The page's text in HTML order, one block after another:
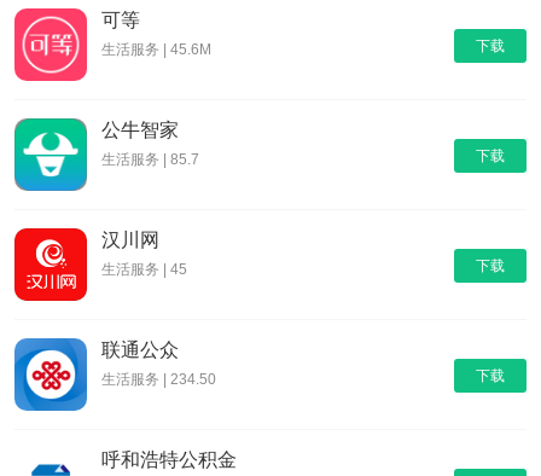
下载
可等
生活服务 | 45.6M
下载
公牛智家
生活服务 | 85.7
下载
汉川网
生活服务 | 45
下载
联通公众
生活服务 | 234.50
呼和浩特公积金